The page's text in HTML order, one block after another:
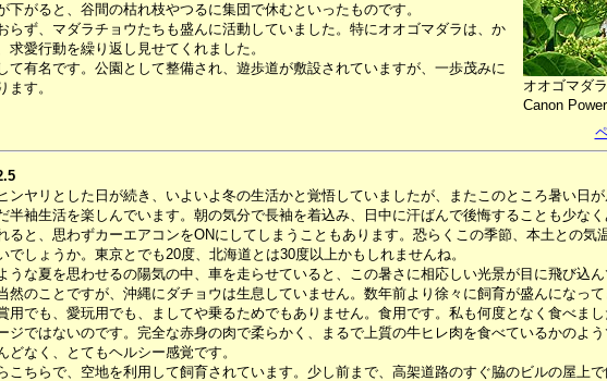
がると、谷間の枯れ枝やつるに集団で休むといったものです。
ず、マダラチョウたちも盛んに活動していました。特にオオゴマダラは、か
愛行動を繰り返し見せてくれました。
有名です。公園として整備され、遊歩道が敷設されていますが、一歩茂みに
す。
オオゴマダ
Canon
ンヤリとした日が続き、いよいよ冬の生活かと覚悟していましたが、またこのところ暑い日
半袖生活を楽しんでいます。朝の気分で長袖を着込み、日中に汗ばんで後悔することも少な
ると、思わずカーエアコンをONにしてしまうこともあります。恐らくこの季節、本土との気
でしょうか。東京とでも20度、北海道とは30度以上かもしれませんね。
うな夏を思わせるの陽気の中、車を走らせていると、この暑さに相応しい光景が目に飛び込
然のことですが、沖縄にダチョウは生息していません。数年前より徐々に飼育が盛んになっ
用でも、愛玩用でも、ましてや乗るためでもありません。食用です。私も何度となく食べま
ジではないのです。完全な赤身の肉で柔らかく、まるで上質の牛ヒレ肉を食べているかのよ
どなく、とてもヘルシー感覚です。
こちらで、空地を利用して飼育されています。少し前まで、高架道路のすぐ脇のビルの屋上